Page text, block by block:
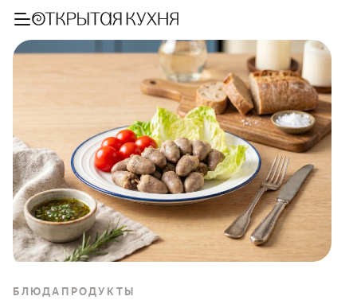
БЛЮДА ПРОДУКТЫ